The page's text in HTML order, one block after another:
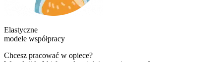
Elastyczne
modele współpracy
Chcesz pracować w opiece?